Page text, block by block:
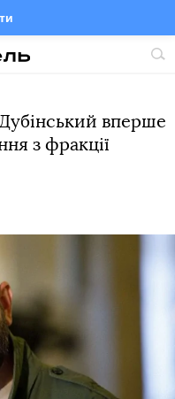
Twitter
вперше
з фракції